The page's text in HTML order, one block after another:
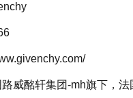
威酩轩集团-mh旗下，